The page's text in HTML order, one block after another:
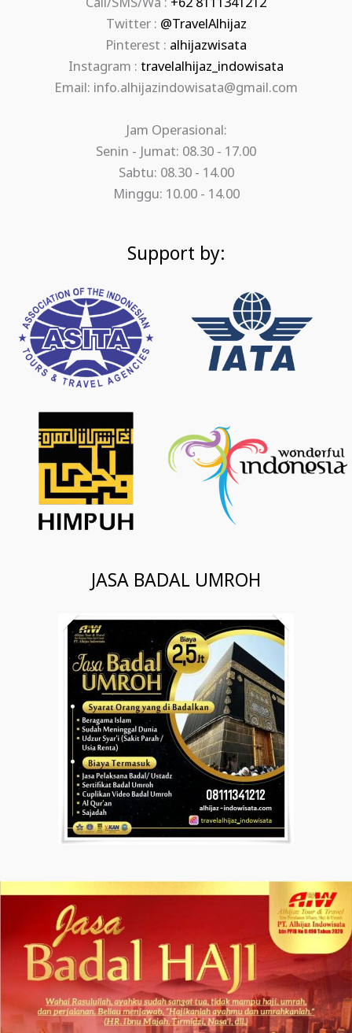
Twitter : @TravelAlhijaz
Pinterest : alhijazwisata
Instagram : travelalhijaz_indowisata
Email: info.alhijazindowisata@gmail.com
Jam Operasional:
Senin - Jumat: 08.30 - 17.00
Sabtu: 08.30 - 14.00
Minggu: 10.00 - 14.00
Support by:
JASA BADAL UMROH